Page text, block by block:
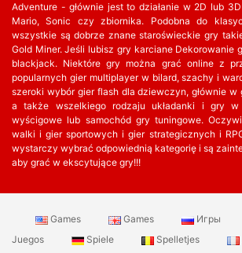
Adventure - głównie jest to działanie w 2D lub
Mario, Sonic czy zbiornika. Podobna do
wszystkie są dobrze znane staroświeckie gry
Gold Miner. Jeśli lubisz gry karciane Dekorowanie
blackjack. Niektóre gry można grać online z
popularnych gier multiplayer w bilard, szachy i
szeroki wybór gier flash dla dziewczyn, głównie
a także wszelkiego rodzaju układanki i gry w
wyścigowe lub samochód gry tuningowe.
walki i gier sportowych i gier strategicznych i
wystarczy wybrać odpowiednią kategorię i są
aby grać w ekscytujące gry!!!
Games Games Игры
Juegos
Spiele Spelletjes